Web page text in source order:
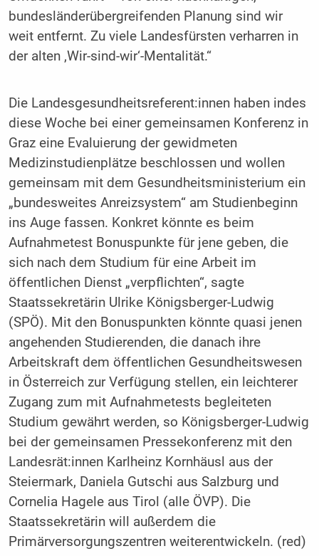
bundesländerübergreifenden Planung sind wir
weit entfernt. Zu viele Landesfürsten verharren in
der alten ‚Wir-sind-wir‘-Mentalität.“
Die Landesgesundheitsreferent:innen haben indes
diese Woche bei einer gemeinsamen Konferenz in
Graz eine Evaluierung der gewidmeten
Medizinstudienplätze beschlossen und wollen
gemeinsam mit dem Gesundheitsministerium ein
„bundesweites Anreizsystem“ am Studienbeginn
ins Auge fassen. Konkret könnte es beim
Aufnahmetest Bonuspunkte für jene geben, die
sich nach dem Studium für eine Arbeit im
öffentlichen Dienst „verpflichten“, sagte
Staatssekretärin Ulrike Königsberger-Ludwig
(SPÖ). Mit den Bonuspunkten könnte quasi jenen
angehenden Studierenden, die danach ihre
Arbeitskraft dem öffentlichen Gesundheitswesen
in Österreich zur Verfügung stellen, ein leichterer
Zugang zum mit Aufnahmetests begleiteten
Studium gewährt werden, so Königsberger-Ludwig
bei der gemeinsamen Pressekonferenz mit den
Landesrät:innen Karlheinz Kornhäusl aus der
Steiermark, Daniela Gutschi aus Salzburg und
Cornelia Hagele aus Tirol (alle ÖVP). Die
Staatssekretärin will außerdem die
Primärversorgungszentren weiterentwickeln. (red)